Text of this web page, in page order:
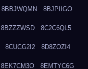
8BBJWQMN 8BJPIIGO
8BZZZWSD 8C2C6QL5
8CUCG2I2 8D8ZOZI4
8EK7CM3O 8EMTYC6G